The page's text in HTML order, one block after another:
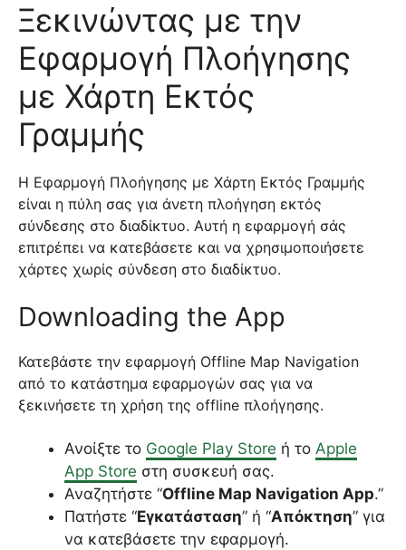
Ξεκινώντας με την
Εφαρμογή Πλοήγησης
με Χάρτη Εκτός
Γραμμής
Η Εφαρμογή Πλοήγησης με Χάρτη Εκτός Γραμμής
είναι η πύλη σας για άνετη πλοήγηση εκτός
σύνδεσης στο διαδίκτυο. Αυτή η εφαρμογή σάς
επιτρέπει να κατεβάσετε και να χρησιμοποιήσετε
χάρτες χωρίς σύνδεση στο διαδίκτυο.
Downloading the App
Κατεβάστε την εφαρμογή Offline Map Navigation
από το κατάστημα εφαρμογών σας για να
ξεκινήσετε τη χρήση της offline πλοήγησης.
Ανοίξτε το Google Play Store ή το Apple
App Store στη συσκευή σας.
Αναζητήστε “Offline Map Navigation App.”
Πατήστε “Εγκατάσταση” ή “Απόκτηση” για
να κατεβάσετε την εφαρμογή.